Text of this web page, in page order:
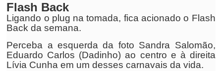
Flash Back
Ligando o plug na tomada, fica acionado o Flash
Back da semana.
Perceba a esquerda da foto Sandra Salomão,
Eduardo Carlos (Dadinho) ao centro e à direita
Lívia Cunha em um desses carnavais da vida.